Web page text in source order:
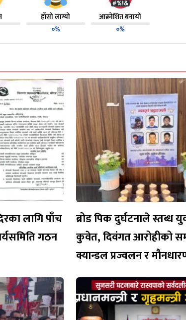
हाँसो लाग्यो
०%
आक्रोशित बनायो
०%
लागि पाँच
गठन
ब्रोड पिक दुर्घटनाले स्तब्ध
कुवेत, दिवंगत आरोहीको
क्यान्डल प्रज्वलन र